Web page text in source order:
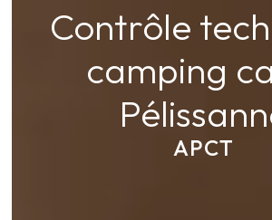
Contrôle
camping
APCT